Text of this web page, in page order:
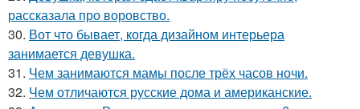
рассказала про воровство.
30. Вот что бывает, когда дизайном интерьера
занимается девушка.
31. Чем занимаются мамы после трёх часов ночи.
32. Чем отличаются русские дома и американские.